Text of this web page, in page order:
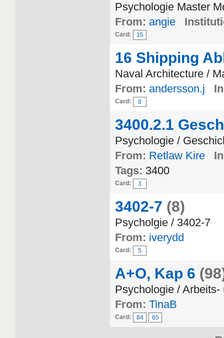
Psychologie Master
From: angie
Card: 15
16 Shipping
Naval Architecture /
From: andersson.j
Card: 8
3400.2.1
Psychologie /
From: Retlaw Kire
Tags: 3400
Card: 3
3402-7 (8)
Psycholgie / 3402-7
From: iverydd
Card: 5
A+O, Kap 6
Psychologie /
From: TinaB
Card: 84 85